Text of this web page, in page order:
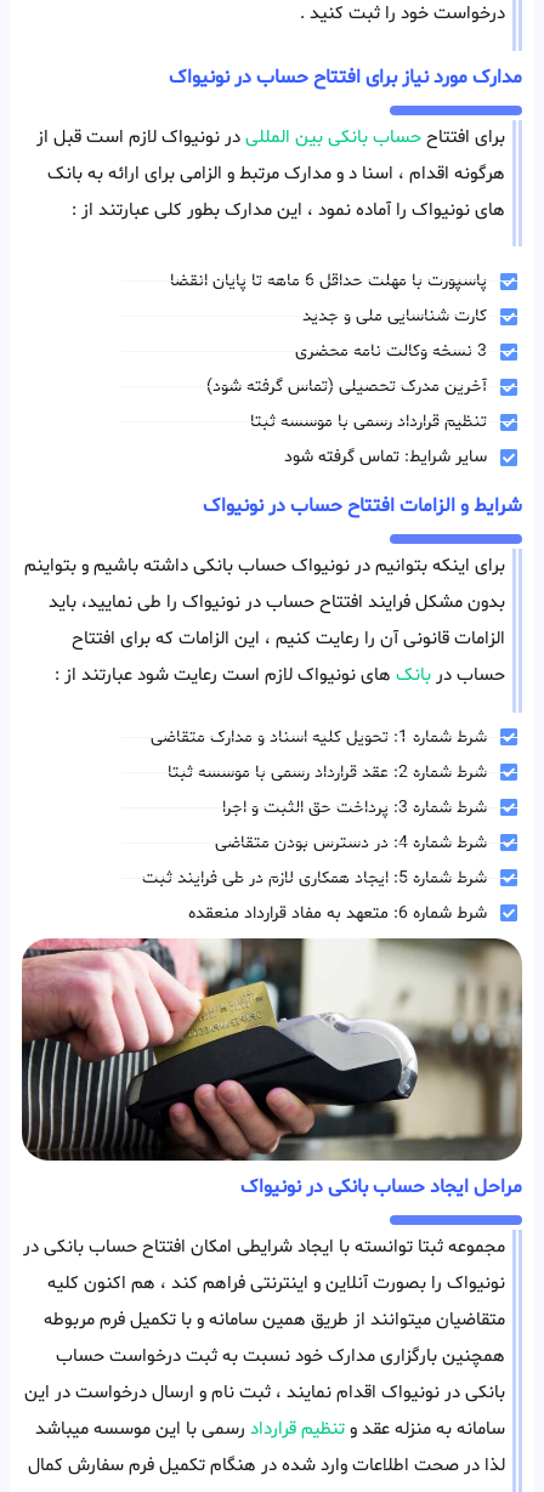
درخواست خود را ثبت کنید .
مدارک مورد نیاز برای افتتاح حساب در نونیواک
برای افتتاححساب بانکی بین المللیدر نونیواک لازم است قبل از
هرگونه اقدام ، اسنا د و مدارک مرتبط و الزامی برای ارائه به بانک
های نونیواک را آماده نمود ، این مدارک بطور کلی عبارتند از :
پاسپورت با مهلت حداقل 6 ماهه تا پایان انقضا
کارت شناسایی ملی و جدید
3 نسخه وکالت نامه محضری
آخرین مدرک تحصیلی (تماس گرفته شود)
تنظیم قرارداد رسمی با موسسه ثبتا
سایر شرایط: تماس گرفته شود
شرایط و الزامات افتتاح حساب در نونیواک
برای اینکه بتوانیم در نونیواک حساب بانکی داشته باشیم و بتواینم
بدون مشکل فرایند افتتاح حساب در نونیواک را طی نمایید، باید
الزامات قانونی آن را رعایت کنیم ، این الزامات که برای افتتاح
حساب در بانک های نونیواک لازم است رعایت شود عبارتند از :
شرط شماره 1: تحویل کلیه اسناد و مدارک متقاضی
شرط شماره 2: عقد قرارداد رسمی با موسسه ثبتا
شرط شماره 3: پرداخت حق الثبت و اجرا
شرط شماره 4: در دسترس بودن متقاضی
شرط شماره 5: ایجاد همکاری لازم در طی فرایند ثبت
شرط شماره 6: متعهد به مفاد قرارداد منعقده
مراحل ایجاد حساب بانکی در نونیواک
مجموعه ثبتا توانسته با ایجاد شرایطی امکان افتتاح حساب بانکی در
نونیواک را بصورت آنلاین و اینترنتی فراهم کند ، هم اکنون کلیه
متقاضیان میتوانند از طریق همین سامانه و با تکمیل فرم مربوطه
همچنین بارگزاری مدارک خود نسبت به ثبت درخواست حساب
بانکی در نونیواک اقدام نمایند ، ثبت نام و ارسال درخواست در این
سامانه به منزله عقد وتنظیم قرارداد رسمی با این موسسه میباشد
لذا در صحت اطلاعات وارد شده در هنگام تکمیل فرم سفارش کمال